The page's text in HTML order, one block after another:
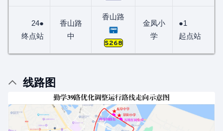
24●
终点站
香山路
中
香山路
S268
金凤小
学
●1
起点站
线路图